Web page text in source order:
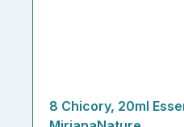
8 Chicory, 20ml